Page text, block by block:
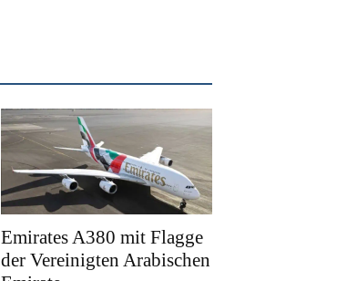
Emirates A380 mit Flagge
der Vereinigten Arabischen